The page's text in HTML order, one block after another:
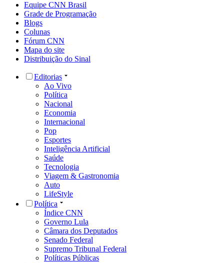
Equipe CNN Brasil
Grade de Programação
Blogs
Colunas
Fórum CNN
Mapa do site
Distribuição do Sinal
Editorias
Ao Vivo
Política
Nacional
Economia
Internacional
Pop
Esportes
Inteligência Artificial
Saúde
Tecnologia
Viagem & Gastronomia
Auto
LifeStyle
Política
Índice CNN
Governo Lula
Câmara dos Deputados
Senado Federal
Supremo Tribunal Federal
Políticas Públicas